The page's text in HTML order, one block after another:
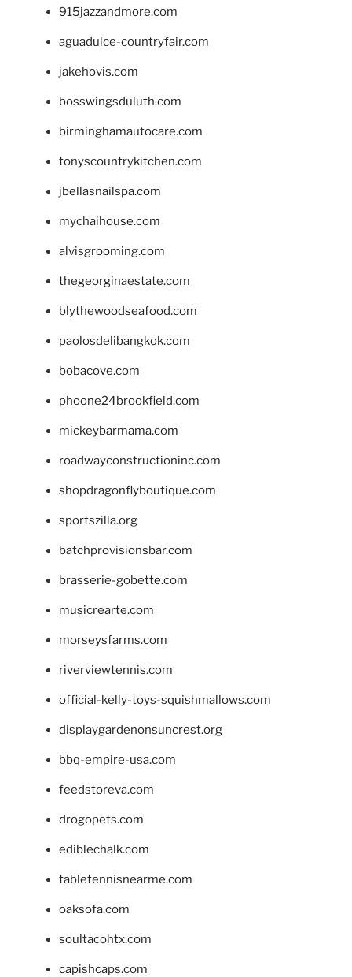
915jazzandmore.com
aguadulce-countryfair.com
jakehovis.com
bosswingsduluth.com
birminghamautocare.com
tonyscountrykitchen.com
jbellasnailspa.com
mychaihouse.com
alvisgrooming.com
thegeorginaestate.com
blythewoodseafood.com
paolosdelibangkok.com
bobacove.com
phoone24brookfield.com
mickeybarmama.com
roadwayconstructioninc.com
shopdragonflyboutique.com
sportszilla.org
batchprovisionsbar.com
brasserie-gobette.com
musicrearte.com
morseysfarms.com
riverviewtennis.com
official-kelly-toys-squishmallows.com
displaygardenonsuncrest.org
bbq-empire-usa.com
feedstoreva.com
drogopets.com
ediblechalk.com
tabletennisnearme.com
oaksofa.com
soultacohtx.com
capishcaps.com